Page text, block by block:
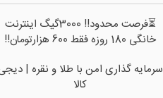
⏳فرصت محدود!! 3000گیگ اینترنت
خانگی 180 روزه فقط 600 هزارتومان!!
سرمایه گذاری امن با طلا و نقره |
کالا